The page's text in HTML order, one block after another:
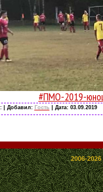
#ПМО-2019-
| Добавил: Гость | Дата: 03.09.2019
2006-